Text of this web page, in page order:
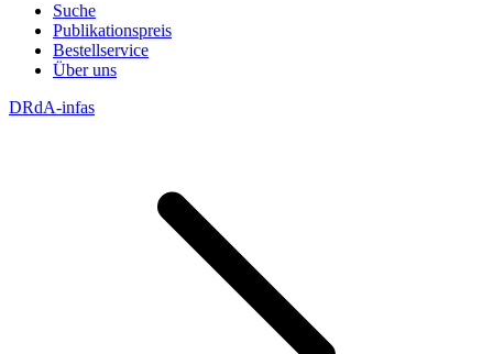
Suche
Publikationspreis
Bestellservice
Über uns
DRdA-infas